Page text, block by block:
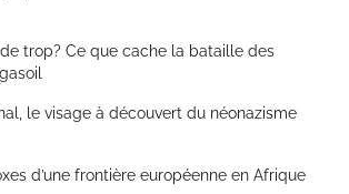
trop? Ce que cache la bataille des
le visage à découvert du néonazisme
d’une frontière européenne en Afrique